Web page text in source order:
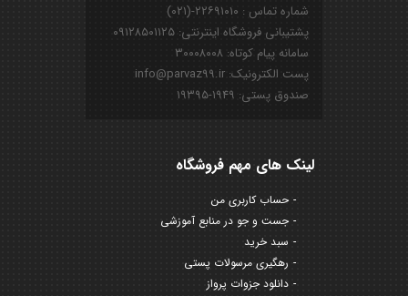
شماره تماس : ۲۲۶۹۱۰۱۰-(۰۲۱)
پشتیبانی فروشگاه اینترنتی: ۰۹۱۲۸۵۰۱۱۲۵
سامانه پیام کوتاه: ۳۰۰۰۸۰۰۸
پست الکترونیک: info@parvaz99.ir
صندوق پستی: ۱۹۴۹-۱۹۳۹۵
لینک های مهم فروشگاه
حساب کاربری من
جست و جو در منابع آموزشی
سبد خرید
رهگیری مرسولات پستی
دانلود جزوات پرواز